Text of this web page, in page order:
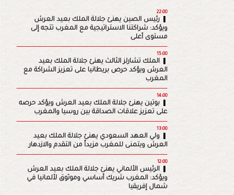
22:00
رئيس الصين يهنئ جلالة الملك بعيد العرش
ويؤكد: شراكتنا الاستراتيجية مع المغرب تتجه إلى
مستوى أعلى
15:00
الملك تشارلز الثالث يهنئ جلالة الملك بعيد
العرش ويؤكد حرص بريطانيا على تعزيز الشراكة مع
المغرب
14:00
بوتين يهنئ جلالة الملك بعيد العرش ويؤكد حرصه
على تعزيز علاقات الصداقة بين روسيا والمغرب
13:00
ولي العهد السعودي يهنئ جلالة الملك بعيد
العرش ويتمنى للمغرب مزيداً من التقدم والازدهار
12:00
الرئيس الألماني يهنئ جلالة الملك بعيد العرش
ويؤكد: المغرب شريك أساسي وموثوق لألمانيا في
شمال إفريقيا